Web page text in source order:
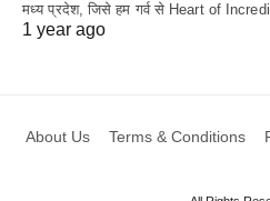
मध्य प्रदेश, जिसे हम गर्व से Heart of
1 year ago
About Us Terms & Conditions